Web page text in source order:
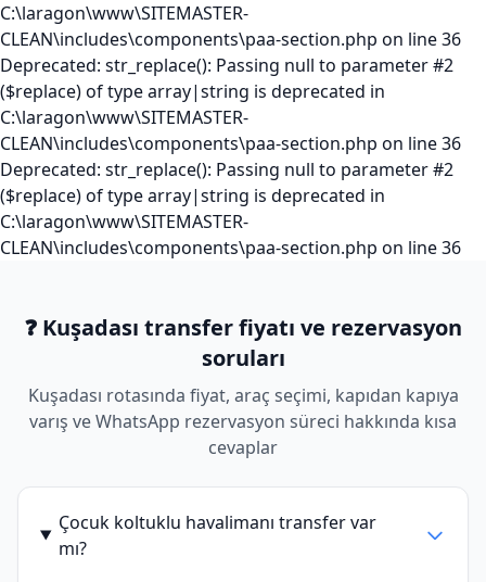
C:\laragon\www\SITEMASTER-
CLEAN\includes\components\paa-section.php on line 36
Deprecated: str_replace(): Passing null to parameter #2
($replace) of type array|string is deprecated in
C:\laragon\www\SITEMASTER-
CLEAN\includes\components\paa-section.php on line 36
Deprecated: str_replace(): Passing null to parameter #2
($replace) of type array|string is deprecated in
C:\laragon\www\SITEMASTER-
CLEAN\includes\components\paa-section.php on line 36
❓ Kuşadası transfer fiyatı ve rezervasyon
soruları
Kuşadası rotasında fiyat, araç seçimi, kapıdan kapıya
varış ve WhatsApp rezervasyon süreci hakkında kısa
cevaplar
Çocuk koltuklu havalimanı transfer var
mı?